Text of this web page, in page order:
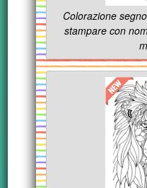
Colorazione
stampare con